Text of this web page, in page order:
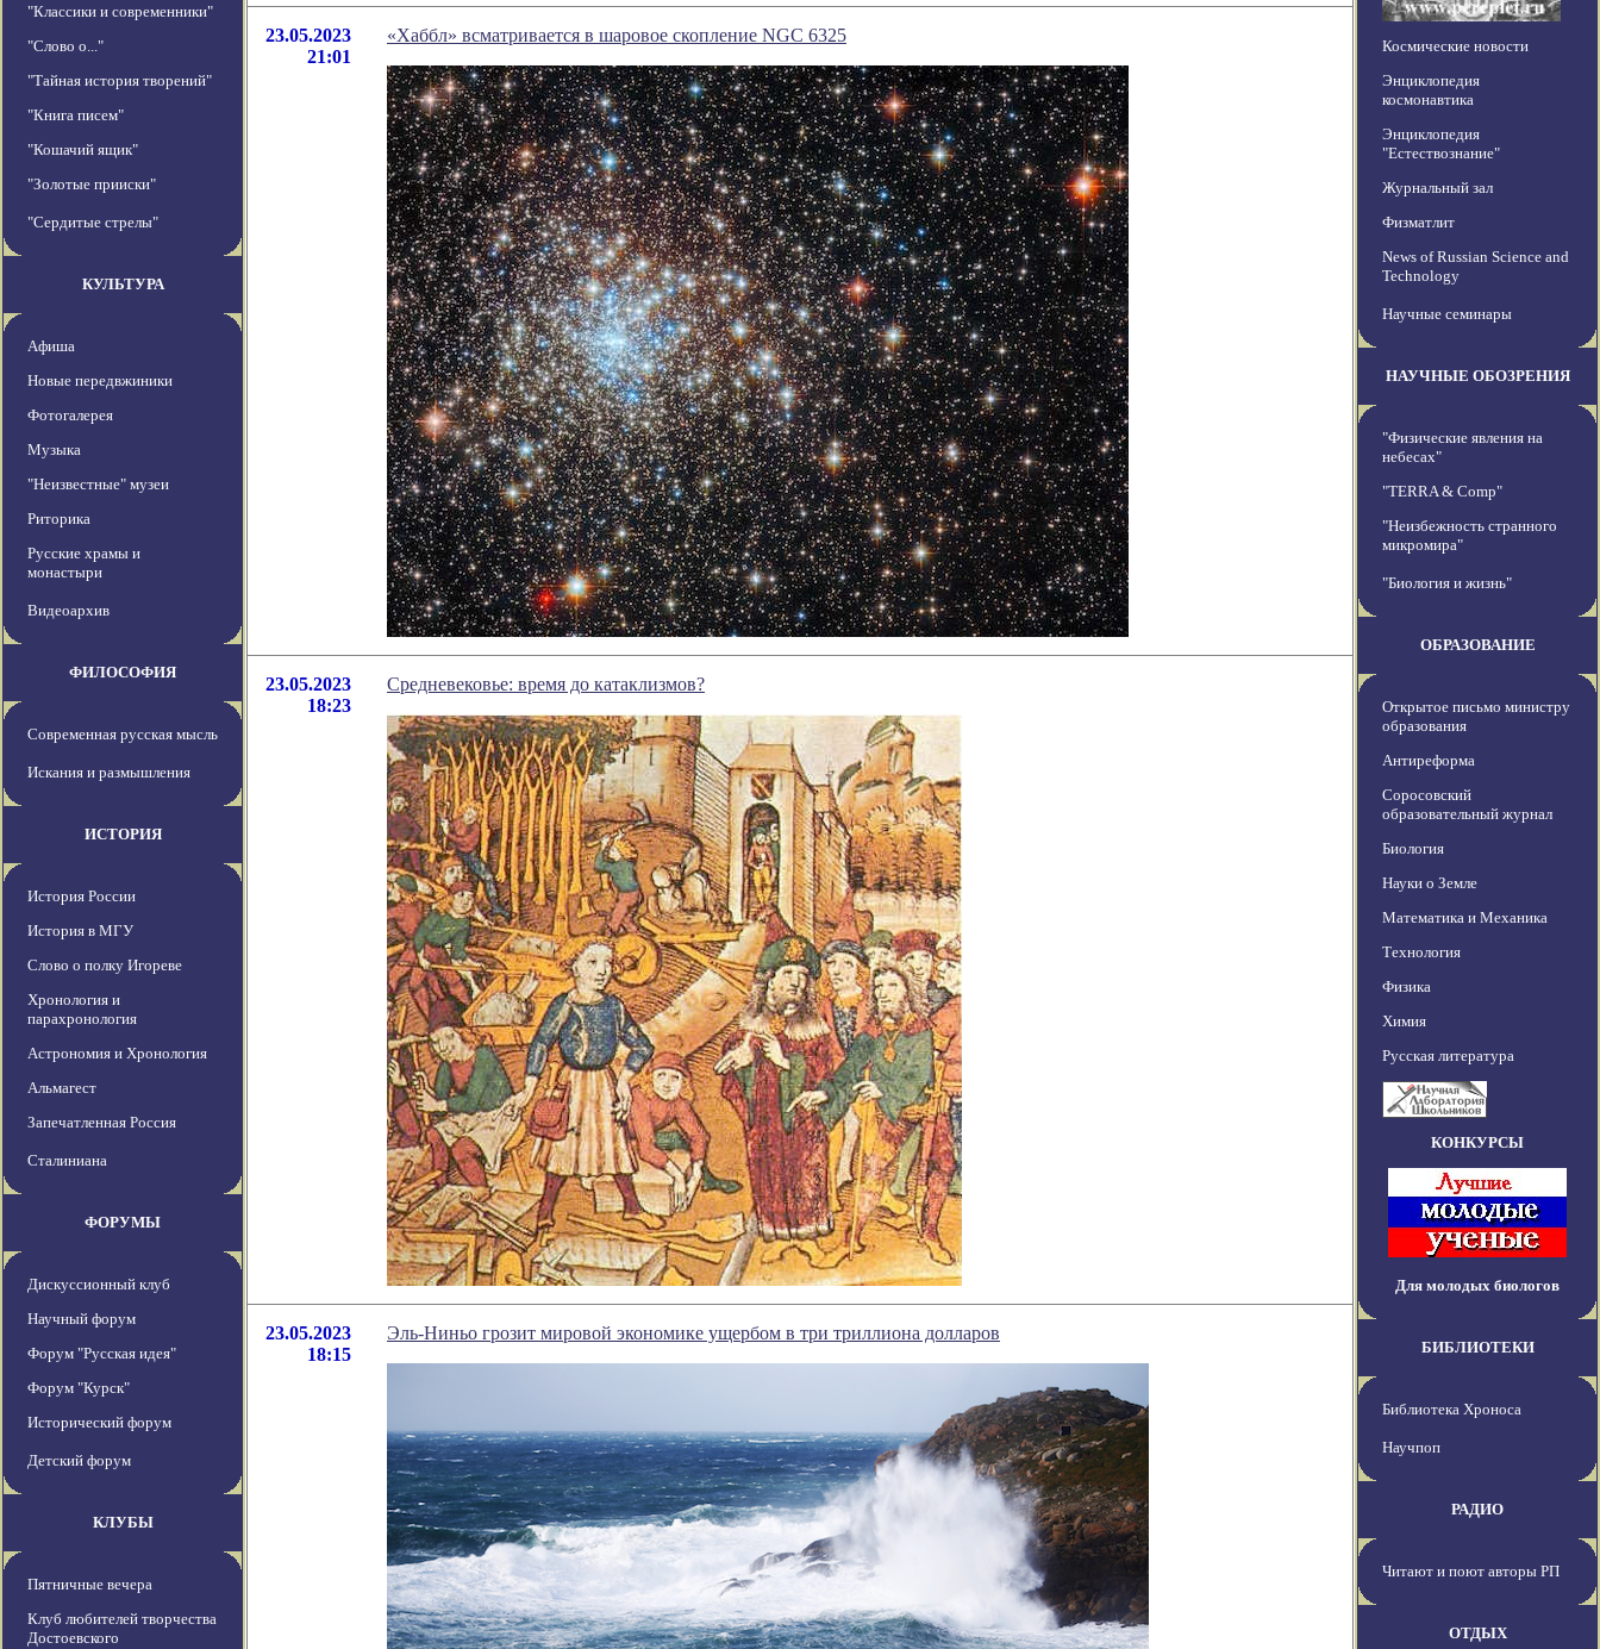
"Классики и современники"
"Слово о..."
"Тайная история творений"
"Книга писем"
"Кошачий ящик"
"Золотые прииски"
"Сердитые стрелы"
КУЛЬТУРА
Афиша
Новые передвжиники
Фотогалерея
Музыка
"Неизвестные" музеи
Риторика
Русские храмы и
монастыри
Видеоархив
ФИЛОСОФИЯ
Современная русская мысль
Искания и размышления
ИСТОРИЯ
История России
История в МГУ
Слово о полку Игореве
Хронология и
парахронология
Астрономия и Хронология
Альмагест
Запечатленная Россия
Сталиниана
ФОРУМЫ
Дискуссионный клуб
Научный форум
Форум "Русская идея"
Форум "Курск"
Исторический форум
Детский форум
КЛУБЫ
Пятничные вечера
Клуб любителей творчества
Достоевского
23.05.2023
21:01
«Хаббл» всматривается в шаровое скопление NGC 6325
23.05.2023
18:23
Средневековье: время до катаклизмов?
23.05.2023
18:15
Эль-Ниньо грозит мировой экономике ущербом в три триллиона долларов
Космические новости
Энциклопедия
космонавтика
Энциклопедия
"Естествознание"
Журнальный зал
Физматлит
News of Russian Science and
Technology
Научные семинары
НАУЧНЫЕ ОБОЗРЕНИЯ
"Физические явления на
небесах"
"TERRA & Comp"
"Неизбежность странного
микромира"
"Биология и жизнь"
ОБРАЗОВАНИЕ
Открытое письмо министру
образования
Антиреформа
Соросовский
образовательный журнал
Биология
Науки о Земле
Математика и Механика
Технология
Физика
Химия
Русская литература
КОНКУРСЫ
Для молодых биологов
БИБЛИОТЕКИ
Библиотека Хроноса
Научпоп
РАДИО
Читают и поют авторы РП
ОТДЫХ